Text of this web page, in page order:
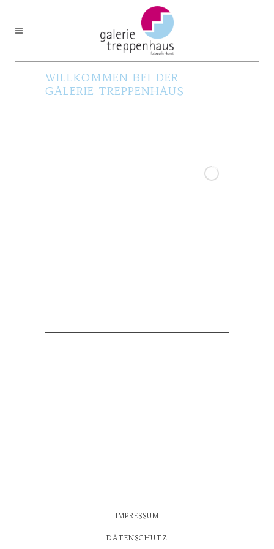
WILLKOMMEN BEI DER
GALERIE TREPPENHAUS
IMPRESSUM
DATENSCHUTZ